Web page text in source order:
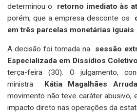
determinou o retorno imediato às
porém, que a empresa desconte os
em três parcelas monetárias iguais .
A decisão foi tomada na sessão
Especializada em Dissídios
terça-feira (30). O julgamento,
ministra Kátia Magalhães Arruda
movimento não teve caráter abusivo,
impacto direto nas operações da